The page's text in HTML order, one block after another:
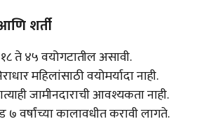
शर्ती
ते ४५ वयोगटातील असावी.
महिलांसाठी वयोमर्यादा नाही.
जामीनदाराची आवश्यकता नाही.
वर्षांच्या कालावधीत करावी लागते.